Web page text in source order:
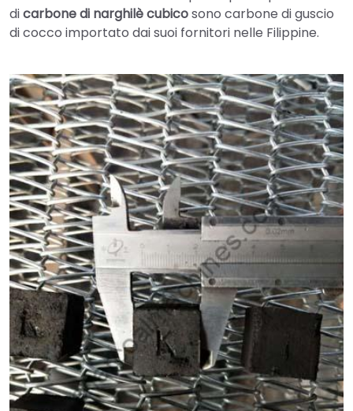
dicarbone di narghilè cubicosono carbone di guscio
di cocco importato dai suoi fornitori nelle Filippine.